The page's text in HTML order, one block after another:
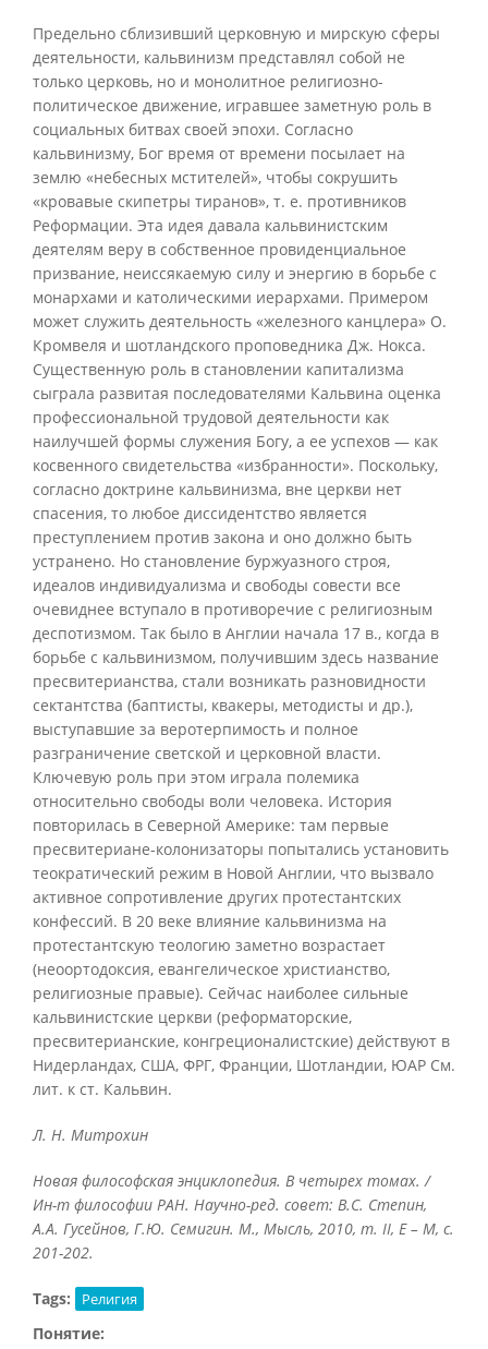
Предельно сблизивший церковную и мирскую сферы
деятельности, кальвинизм представлял собой не
только церковь, но и монолитное религиозно-
политическое движение, игравшее заметную роль в
социальных битвах своей эпохи. Согласно
кальвинизму, Бог время от времени посылает на
землю «небесных мстителей», чтобы сокрушить
«кровавые скипетры тиранов», т. е. противников
Реформации. Эта идея давала кальвинистским
деятелям веру в собственное провиденциальное
призвание, неиссякаемую силу и энергию в борьбе с
монархами и католическими иерархами. Примером
может служить деятельность «железного канцлера» О.
Кромвеля и шотландского проповедника Дж. Нокса.
Существенную роль в становлении капитализма
сыграла развитая последователями Кальвина оценка
профессиональной трудовой деятельности как
наилучшей формы служения Богу, а ее успехов — как
косвенного свидетельства «избранности». Поскольку,
согласно доктрине кальвинизма, вне церкви нет
спасения, то любое диссидентство является
преступлением против закона и оно должно быть
устранено. Но становление буржуазного строя,
идеалов индивидуализма и свободы совести все
очевиднее вступало в противоречие с религиозным
деспотизмом. Так было в Англии начала 17 в., когда в
борьбе с кальвинизмом, получившим здесь название
пресвитерианства, стали возникать разновидности
сектантства (баптисты, квакеры, методисты и др.),
выступавшие за веротерпимость и полное
разграничение светской и церковной власти.
Ключевую роль при этом играла полемика
относительно свободы воли человека. История
повторилась в Северной Америке: там первые
пресвитериане-колонизаторы попытались установить
теократический режим в Новой Англии, что вызвало
активное сопротивление других протестантских
конфессий. В 20 веке влияние кальвинизма на
протестантскую теологию заметно возрастает
(неоортодоксия, евангелическое христианство,
религиозные правые). Сейчас наиболее сильные
кальвинистские церкви (реформаторские,
пресвитерианские, конгреционалистские) действуют в
Нидерландах, США, ФРГ, Франции, Шотландии, ЮАР См.
лит. к ст. Кальвин.
Л. Н. Митрохин
Новая философская энциклопедия. В четырех томах. /
Ин-т философии РАН. Научно-ред. совет: В.С. Степин,
А.А. Гусейнов, Г.Ю. Семигин. М., Мысль, 2010, т. II, Е – М, с.
201-202.
Tags: Религия
Понятие: